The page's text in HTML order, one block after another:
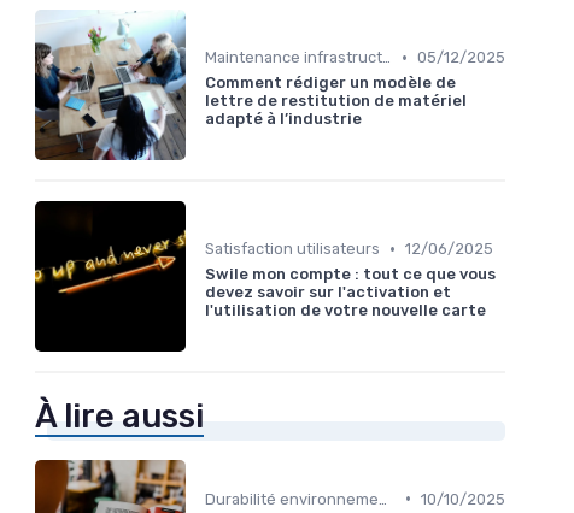
Maintenance infrastructures • 05/12/2025
Comment rédiger un modèle de
lettre de restitution de matériel
adapté à l’industrie
Satisfaction utilisateurs • 12/06/2025
Swile mon compte : tout ce que vous
devez savoir sur l'activation et
l'utilisation de votre nouvelle carte
À lire aussi
• 10/10/2025